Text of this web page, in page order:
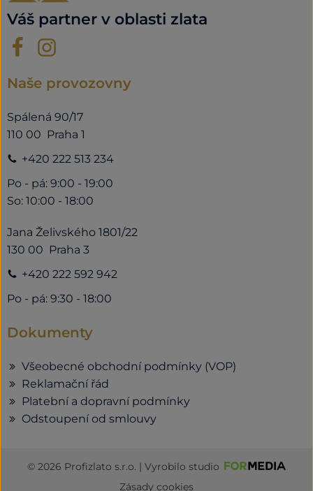
Váš partner v oblasti zlata
Naše provozovny
Spálená 90/17
110 00 Praha 1
+420 222 513 234
Po - pá: 9:00 - 19:00
So: 10:00 - 18:00
Jana Želivského 1801/22
130 00 Praha 3
+420 222 592 942
Po - pá: 9:30 - 18:00
Dokumenty
Všeobecné obchodní podmínky (VOP)
Reklamační řád
Platební a dopravní podmínky
Odstoupení od smlouvy
© 2026 Profizlato s.r.o. | Vyrobilo studio
Zásady cookies